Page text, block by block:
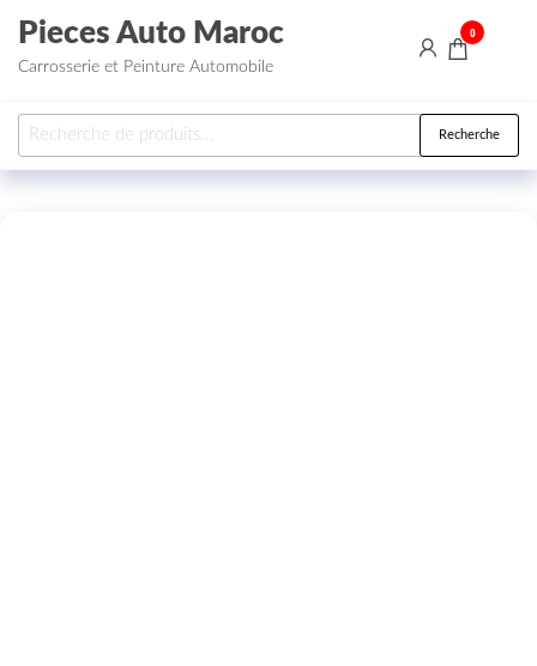
Aller au contenu
Pieces Auto Maroc
Carrosserie et Peinture Automobile
0
Recherche pour : Recherche